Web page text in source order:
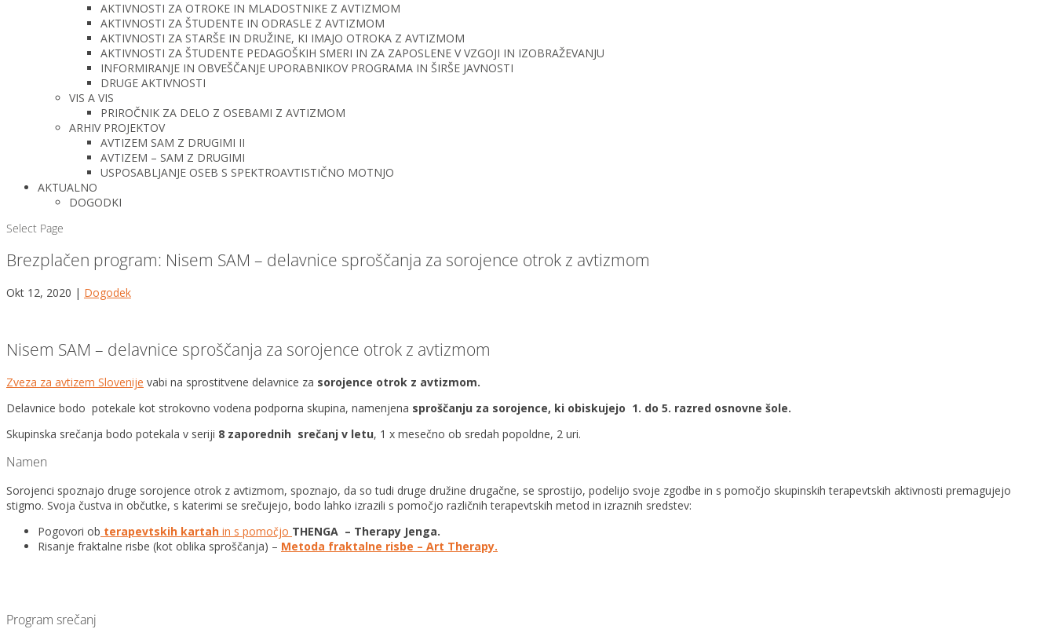
AKTIVNOSTI ZA OTROKE IN MLADOSTNIKE Z AVTIZMOM
AKTIVNOSTI ZA ŠTUDENTE IN ODRASLE Z AVTIZMOM
AKTIVNOSTI ZA STARŠE IN DRUŽINE, KI IMAJO OTROKA Z AVTIZMOM
AKTIVNOSTI ZA ŠTUDENTE PEDAGOŠKIH SMERI IN ZA ZAPOSLENE V VZGOJI IN IZOBRAŽEVANJU
INFORMIRANJE IN OBVEŠČANJE UPORABNIKOV PROGRAMA IN ŠIRŠE JAVNOSTI
DRUGE AKTIVNOSTI
VIS A VIS
PRIROČNIK ZA DELO Z OSEBAMI Z AVTIZMOM
ARHIV PROJEKTOV
AVTIZEM SAM Z DRUGIMI II
AVTIZEM – SAM Z DRUGIMI
USPOSABLJANJE OSEB S SPEKTROAVTISTIČNO MOTNJO
AKTUALNO
DOGODKI
Select Page
Brezplačen program: Nisem SAM – delavnice sproščanja za sorojence otrok z avtizmom
Okt 12, 2020 | Dogodek
Nisem SAM – delavnice sproščanja za sorojence otrok z avtizmom
Zveza za avtizem Slovenije vabi na sprostitvene delavnice za sorojence otrok z avtizmom.
Delavnice bodo potekale kot strokovno vodena podporna skupina, namenjena sproščanju za sorojence, ki obiskujejo 1. do 5. razred osnovne šole.
Skupinska srečanja bodo potekala v seriji 8 zaporednih srečanj v letu, 1 x mesečno ob sredah popoldne, 2 uri.
Namen
Sorojenci spoznajo druge sorojence otrok z avtizmom, spoznajo, da so tudi druge družine drugačne, se sprostijo, podelijo svoje zgodbe in s pomočjo skupinskih terapevtskih aktivnosti premagujejo
stigmo. Svoja čustva in občutke, s katerimi se srečujejo, bodo lahko izrazili s pomočjo različnih terapevtskih metod in izraznih sredstev:
Pogovori ob terapevtskih kartah in s pomočjo THENGA – Therapy Jenga.
Risanje fraktalne risbe (kot oblika sproščanja) – Metoda fraktalne risbe – Art Therapy.
Program srečanj